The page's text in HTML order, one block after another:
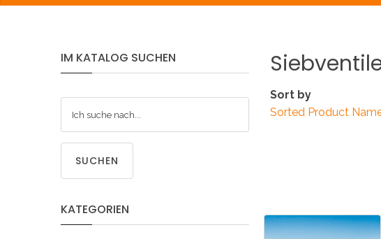
SPAZIO
IM KATALOG SUCHEN
SUCHEN
KATEGORIEN
Sort by
Sorted Product